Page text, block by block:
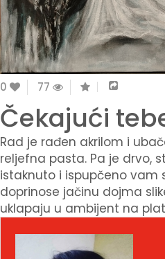
0 77
Čekajući
Rad je rađen akrilom i
reljefna pasta. Pa je drvo,
istaknuto i ispupčeno vam
doprinose jačinu dojma
uklapaju u ambijent na